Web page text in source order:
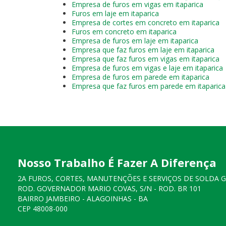
Empresa de furos em vigas em itaparica
Furos em laje em itaparica
Empresa de cortes em concreto em itaparica
Furos em concreto em itaparica
Empresa de furos em laje em itaparica
Empresa que faz furos em laje em itaparica
Empresa que faz furos em vigas em itaparica
Empresa de furos em vigas e laje em itaparica
Empresa de furos em parede em itaparica
Empresa que faz furos em parede em itaparica
Nosso Trabalho É Fazer A Diferença
2A FUROS, CORTES, MANUTENÇÕES E SERVIÇOS DE SOLDA
ROD. GOVERNADOR MARIO COVAS, S/N - ROD. BR 101
BAIRRO JAMBEIRO - ALAGOINHAS - BA
CEP 48008-000